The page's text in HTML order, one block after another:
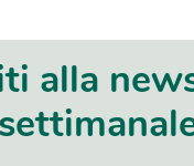
alla